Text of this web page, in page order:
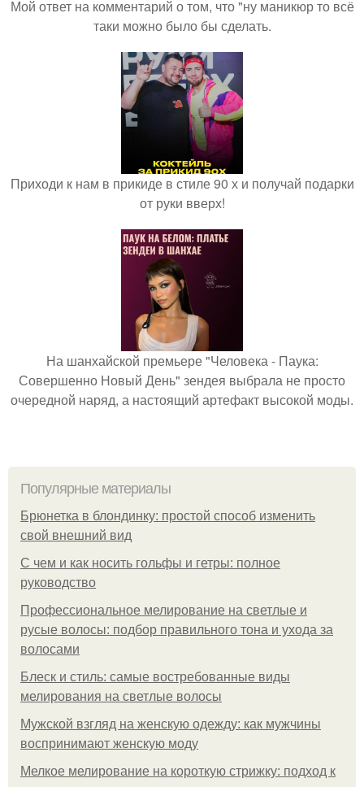
Мой ответ на комментарий о том, что "ну маникюр то всё
таки можно было бы сделать.
Приходи к нам в прикиде в стиле 90 х и получай подарки
от руки вверх!
На шанхайской премьере "Человека - Паука:
Совершенно Новый День" зендея выбрала не просто
очередной наряд, а настоящий артефакт высокой моды.
Популярные материалы
Брюнетка в блондинку: простой способ изменить
свой внешний вид
С чем и как носить гольфы и гетры: полное
руководство
Профессиональное мелирование на светлые и
русые волосы: подбор правильного тона и ухода за
волосами
Блеск и стиль: самые востребованные виды
мелирования на светлые волосы
Мужской взгляд на женскую одежду: как мужчины
воспринимают женскую моду
Мелкое мелирование на короткую стрижку: подход к